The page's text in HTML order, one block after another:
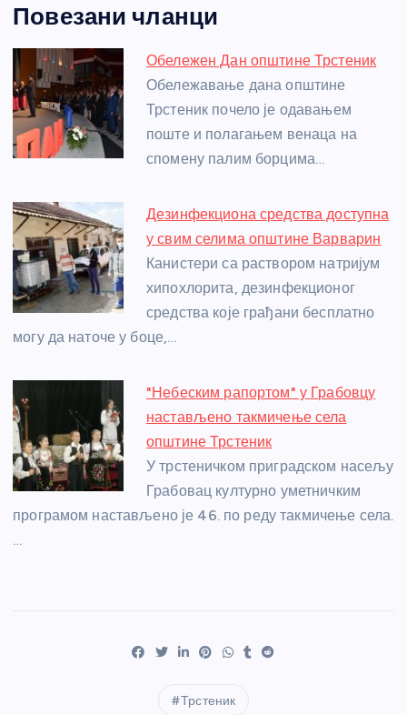
c
e
b
o
o
ss
e
n
g
er
itt
er
er at
s
A
p
p
a
g
e
e
st
e
Повезани чланци
Обележен Дан општине Трстеник
Обележавање дана општине
Трстеник почело је одавањем
поште и полагањем венаца на
спомену палим борцима…
Дезинфекциона средства доступна
у свим селима општине Варварин
Канистери са раствором натријум
хипохлорита, дезинфекционог
средства које грађани бесплатно
могу да наточе у боце,…
"Небеским рапортом" у Грабовцу
настављено такмичење села
општине Трстеник
У трстеничком приградском насељу
Грабовац културно уметничким
програмом настављено је 46. по реду такмичење села.
…
Трстеник